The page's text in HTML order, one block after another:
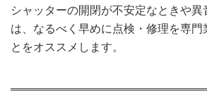
シャッターの開閉が不安定なときや
は、なるべく早めに点検・修理を専門
とをオススメします。